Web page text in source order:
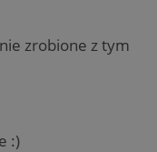
zrobione z tym
:)